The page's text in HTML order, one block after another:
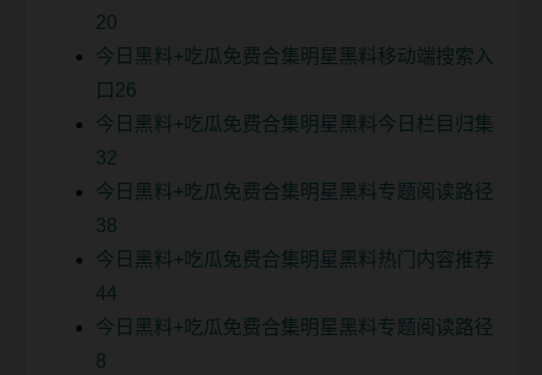
20
今日黑料+吃瓜免费合集明星黑料移动端搜索入
口26
今日黑料+吃瓜免费合集明星黑料今日栏目归集
32
今日黑料+吃瓜免费合集明星黑料专题阅读路径
38
今日黑料+吃瓜免费合集明星黑料热门内容推荐
44
今日黑料+吃瓜免费合集明星黑料专题阅读路径
8